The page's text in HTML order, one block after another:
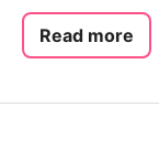
Read more